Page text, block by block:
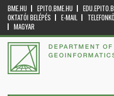
BME.HU EPITO.BME.HU
OKTATÓI BELÉPÉS
E-MAIL
MAGYAR
DEPARTMENT